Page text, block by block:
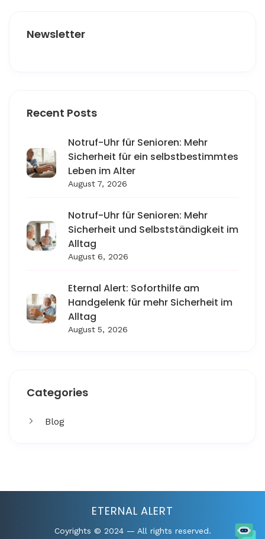
Newsletter
Recent Posts
Notruf-Uhr für Senioren: Mehr
Sicherheit für ein selbstbestimmtes
Leben im Alter
August 7, 2026
Notruf-Uhr für Senioren: Mehr
Sicherheit und Selbstständigkeit im
Alltag
August 6, 2026
Eternal Alert: Soforthilfe am
Handgelenk für mehr Sicherheit im
Alltag
August 5, 2026
Categories
Blog
ETERNAL ALERT
Coyrights © 2024 — All rights reserved.